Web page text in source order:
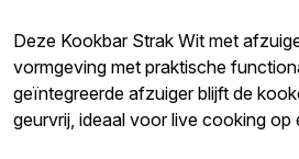
Deze Kookbar Strak Wit met
vormgeving met praktische
geïntegreerde afzuiger blijft de
geurvrij, ideaal voor live cooking op